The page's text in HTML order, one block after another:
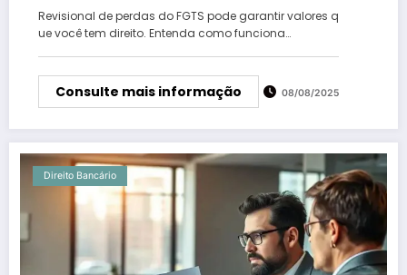
Revisional de perdas do FGTS pode garantir valores q
ue você tem direito. Entenda como funciona…
Consulte mais informação 08/08/2025
Direito Bancário